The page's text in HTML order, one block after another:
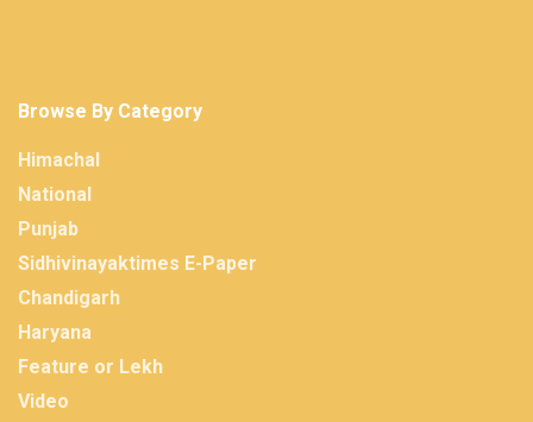
Browse By Category
Himachal
National
Punjab
Sidhivinayaktimes E-Paper
Chandigarh
Haryana
Feature or Lekh
Video